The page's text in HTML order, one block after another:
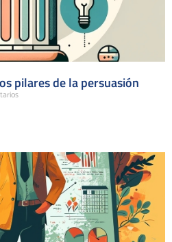
pilares de la persuasión